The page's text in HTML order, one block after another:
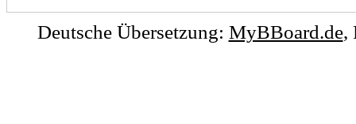
Deutsche Übersetzung: MyBBoard.de,